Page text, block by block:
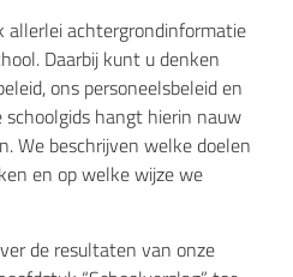
allerlei achtergrondinformatie
Daarbij kunt u denken
ons personeelsbeleid en
hangt hierin nauw
We beschrijven welke doelen
en op welke wijze we
de resultaten van onze